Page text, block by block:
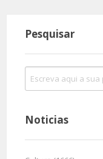
Pesquisar
Noticias